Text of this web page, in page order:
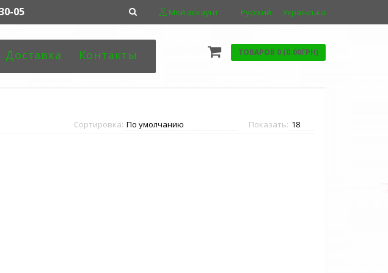
05 Мой аккаунт Русский Українська
Доставка Контакты ТОВАРОВ 0 (0.00ГРН)
Показать:
Сортировка: